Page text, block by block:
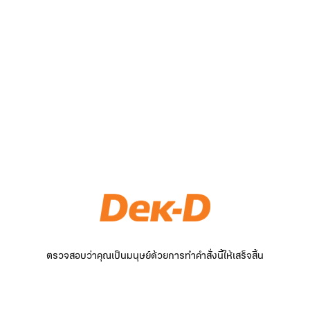
ตรวจสอบว่าคุณเป็นมนุษย์ด้วยการทำคำสั่งนี้ให้เสร็จสิ้น